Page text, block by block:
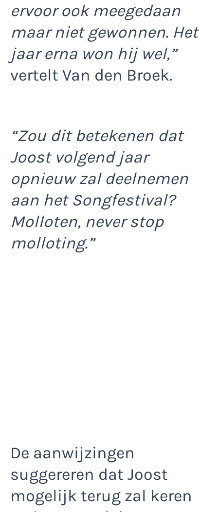
ervoor ook meegedaan
maar niet gewonnen. Het
jaar erna won hij wel,”
vertelt Van den Broek.
“Zou dit betekenen dat
Joost volgend jaar
opnieuw zal deelnemen
aan het Songfestival?
Molloten, never stop
molloting.”
De aanwijzingen
suggereren dat Joost
mogelijk terug zal keren